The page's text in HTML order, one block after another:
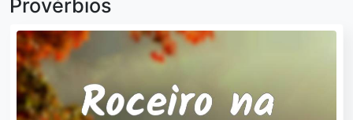
Provérbios